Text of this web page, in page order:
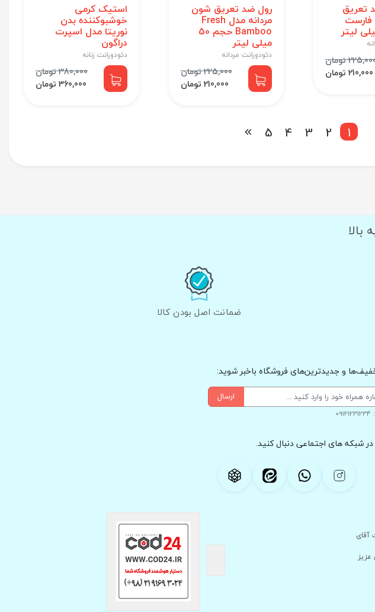
تعریق
فارست
تومان
210,000 تومان
رول ضد تعریق شون
مردانه مدل Fresh
Bamboo حجم 50
میلی لیتر
دئودورانت مردانه
225,000 تومان
210,000 تومان
استیک کرمی
خوشبوکننده بدن
نوریتا مدل اسپرت
دراگون
دئودورانت زنانه
380,000 تومان
360,000 تومان
1
2
3
4
5
بالا
ضمانت اصل بودن کالا
و جدیدترین‌های فروشگاه باخبر شوید:
ارسال
در شبکه های اجتماعی دنبال کنید.
آقای